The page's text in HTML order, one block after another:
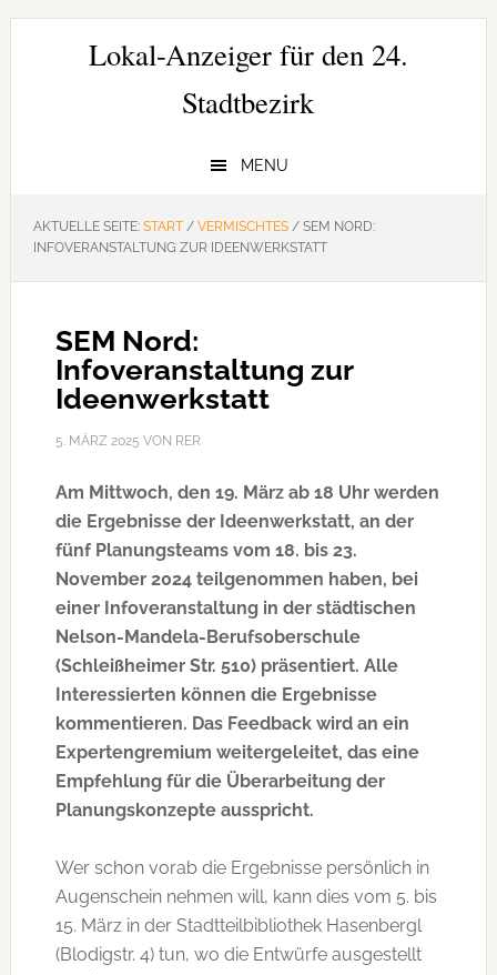
Zur
Hauptnavigation
Zum
Zur
SeitenspalteLokal-Anzeiger für den 24.
Stadtbezirk
MENU
AKTUELLE SEITE: START / VERMISCHTES /SEM NORD:
INFOVERANSTALTUNG ZUR IDEENWERKSTATT
SEM Nord:
Infoveranstaltung zur
Ideenwerkstatt
5. MÄRZ 2025 VON RER
Am Mittwoch, den 19. März ab 18 Uhr werden
die Ergebnisse der Ideenwerkstatt, an der
fünf Planungsteams vom 18. bis 23.
November 2024 teilgenommen haben, bei
einer Infoveranstaltung in der städtischen
Nelson-Mandela-Berufsoberschule
(Schleißheimer Str. 510) präsentiert. Alle
Interessierten können die Ergebnisse
kommentieren. Das Feedback wird an ein
Expertengremium weitergeleitet, das eine
Empfehlung für die Überarbeitung der
Planungskonzepte ausspricht.
Wer schon vorab die Ergebnisse persönlich in
Augenschein nehmen will, kann dies vom 5. bis
15. März in der Stadtteilbibliothek Hasenbergl
(Blodigstr. 4) tun, wo die Entwürfe ausgestellt